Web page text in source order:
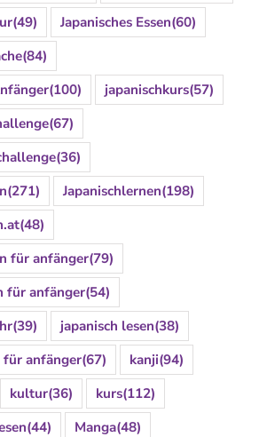
(49) Japanisches Essen(60)
(84)
(100) japanischkurs(57)
(67)
(36)
(271) Japanischlernen(198)
(48)
für anfänger(79)
für anfänger(54)
(39) japanisch lesen(38)
für anfänger(67) kanji(94)
kultur(36) kurs(112)
(44) Manga(48)